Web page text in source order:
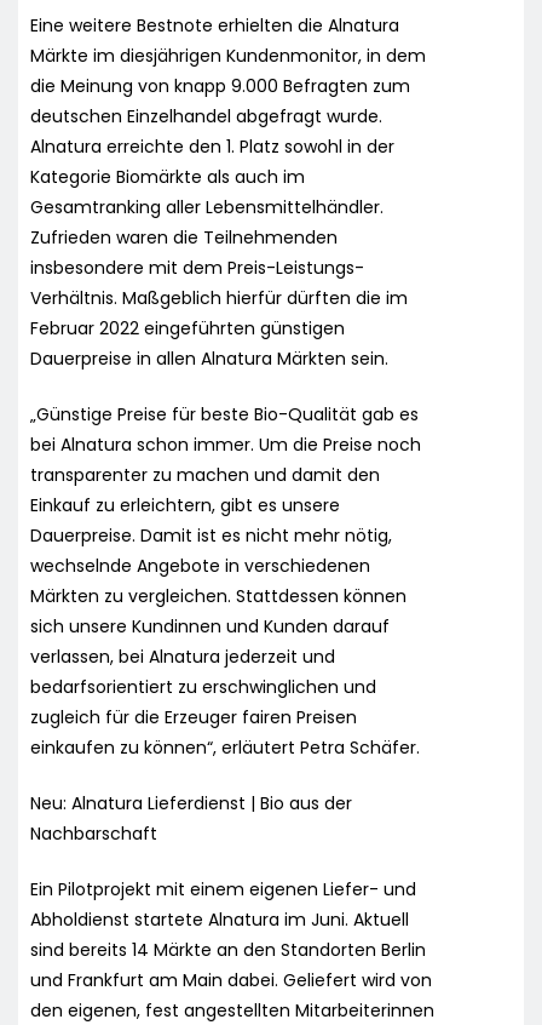
Eine weitere Bestnote erhielten die Alnatura
Märkte im diesjährigen Kundenmonitor, in dem
die Meinung von knapp 9.000 Befragten zum
deutschen Einzelhandel abgefragt wurde.
Alnatura erreichte den 1. Platz sowohl in der
Kategorie Biomärkte als auch im
Gesamtranking aller Lebensmittelhändler.
Zufrieden waren die Teilnehmenden
insbesondere mit dem Preis-Leistungs-
Verhältnis. Maßgeblich hierfür dürften die im
Februar 2022 eingeführten günstigen
Dauerpreise in allen Alnatura Märkten sein.
„Günstige Preise für beste Bio-Qualität gab es
bei Alnatura schon immer. Um die Preise noch
transparenter zu machen und damit den
Einkauf zu erleichtern, gibt es unsere
Dauerpreise. Damit ist es nicht mehr nötig,
wechselnde Angebote in verschiedenen
Märkten zu vergleichen. Stattdessen können
sich unsere Kundinnen und Kunden darauf
verlassen, bei Alnatura jederzeit und
bedarfsorientiert zu erschwinglichen und
zugleich für die Erzeuger fairen Preisen
einkaufen zu können“, erläutert Petra Schäfer.
Neu: Alnatura Lieferdienst | Bio aus der
Nachbarschaft
Ein Pilotprojekt mit einem eigenen Liefer- und
Abholdienst startete Alnatura im Juni. Aktuell
sind bereits 14 Märkte an den Standorten Berlin
und Frankfurt am Main dabei. Geliefert wird von
den eigenen, fest angestellten Mitarbeiterinnen